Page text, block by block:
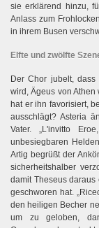
sie erklärend hinzu,
Anlass zum
in ihrem Busen
Elfte und zwölfte
Der Chor jubelt,
wird, Ägeus von
hat er ihn favorisiert,
ausschlägt? Asteria
Vater. „L'invitto
unbesiegbaren
Artig begrüßt der
sicherheitshalber
damit Theseus
geschworen hat.
den heiligen Becher
um zu geloben,